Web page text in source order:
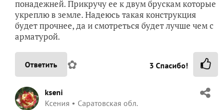
понадежней. Прикручу ее к двум брускам которые
укреплю в земле. Надеюсь такая конструкция
будет прочнее, да и смотреться будет лучше чем с
арматурой.
Ответить ✿ 3 Спасибо!
kseni
Ксения
Саратовская обл.